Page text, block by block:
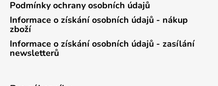
Podmínky ochrany osobních údajů
Informace o získání osobních údajů - nákup
zboží
Informace o získání osobních údajů - zasílání
newsletterů